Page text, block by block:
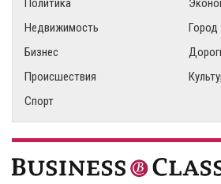
Политика
Недвижимость
Город
Бизнес
Происшествия
Спорт